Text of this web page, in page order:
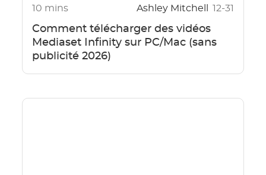
10 mins Ashley Mitchell 12-31
Comment télécharger des vidéos
Mediaset Infinity sur PC/Mac (sans
publicité 2026)